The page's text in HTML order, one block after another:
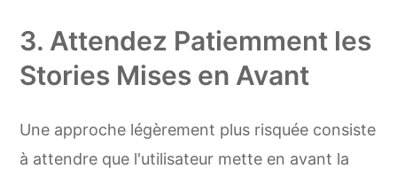
3. Attendez Patiemment les
Stories Mises en Avant
Une approche légèrement plus risquée consiste
à attendre que l'utilisateur mette en avant la